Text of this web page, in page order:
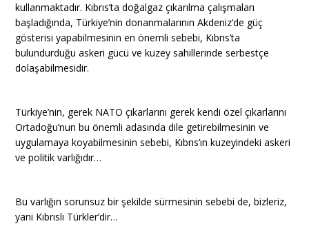
kullanmaktadır. Kıbrıs’ta doğalgaz çıkarılma çalışmaları
başladığında, Türkiye’nin donanmalarının Akdeniz’de güç
gösterisi yapabilmesinin en önemli sebebi, Kıbrıs’ta
bulundurduğu askeri gücü ve kuzey sahillerinde serbestçe
dolaşabilmesidir.
Türkiye’nin, gerek NATO çıkarlarını gerek kendi özel çıkarlarını
Ortadoğu’nun bu önemli adasında dile getirebilmesinin ve
uygulamaya koyabilmesinin sebebi, Kıbrıs’ın kuzeyindeki askeri
ve politik varlığıdır…
Bu varlığın sorunsuz bir şekilde sürmesinin sebebi de, bizleriz,
yani Kıbrıslı Türkler’dir…